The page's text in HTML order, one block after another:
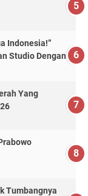
Indonesia!”
Studio Dengan
Yang
Tumbangnya